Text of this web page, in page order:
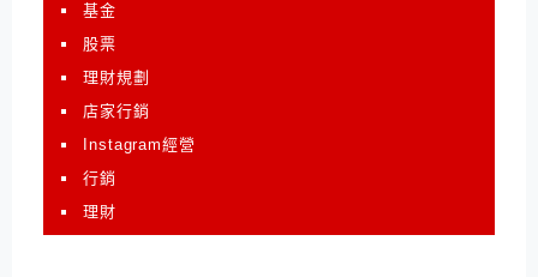
基金
股票
理財規劃
店家行銷
Instagram經營
行銷
理財